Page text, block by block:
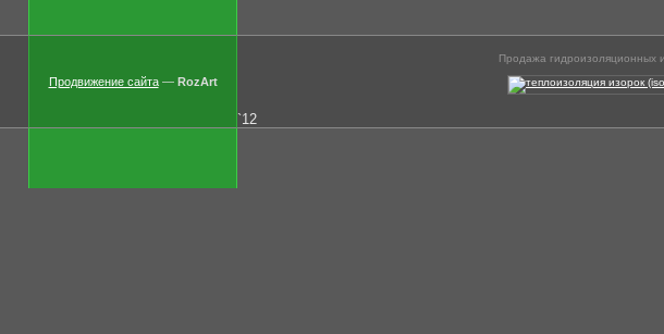
Продвижение сайта— RozArt
Продажа гидроизоляционных
`12